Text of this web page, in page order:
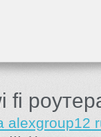
fi
alexgroup12